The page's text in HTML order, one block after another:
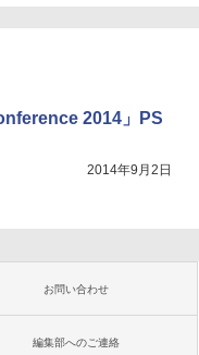
2014」PS
2014年9月2日
お問い合わせ
編集部へのご連絡